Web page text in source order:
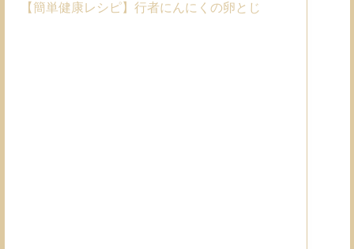
【簡単健康レシピ】行者にんにくの卵とじ